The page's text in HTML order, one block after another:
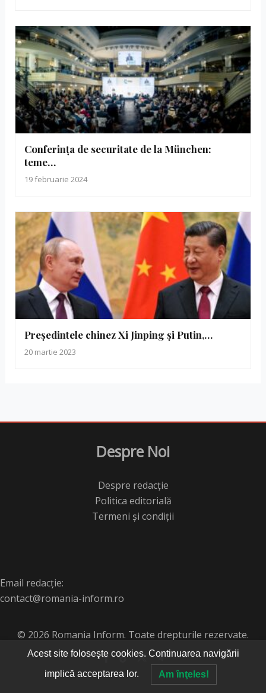
Conferința de securitate de la München:
teme…
19 februarie 2024
Președintele chinez Xi Jinping și Putin,…
20 martie 2023
Despre Noi
Despre redacție
Politica editorială
Termeni și condiții
Email redacție:
contact@romania-inform.ro
© 2026 Romania Inform. Toate drepturile rezervate.
Acest site foloseşte cookies. Continuarea navigării
implică acceptarea lor. Am înţeles!